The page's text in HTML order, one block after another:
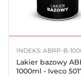
INDEKS: ABRP-B-
Lakier bazowy
1000ml - Iveco